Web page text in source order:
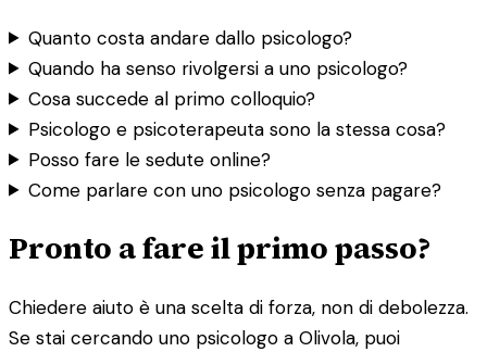
Quanto costa andare dallo psicologo?
Quando ha senso rivolgersi a uno psicologo?
Cosa succede al primo colloquio?
Psicologo e psicoterapeuta sono la stessa cosa?
Posso fare le sedute online?
Come parlare con uno psicologo senza pagare?
Pronto a fare il primo passo?
Chiedere aiuto è una scelta di forza, non di debolezza.
Se stai cercando uno psicologo a Olivola, puoi